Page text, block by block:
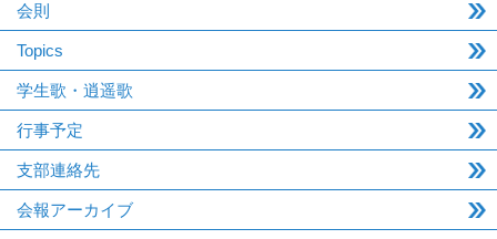
会則
Topics
学生歌・逍遥歌
行事予定
支部連絡先
会報アーカイブ